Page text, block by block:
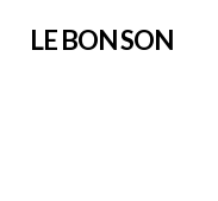
LE BON SON